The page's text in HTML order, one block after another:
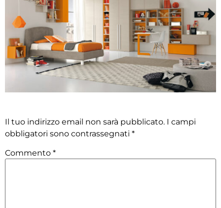
Il tuo indirizzo email non sarà pubblicato. I campi
obbligatori sono contrassegnati *
Commento *